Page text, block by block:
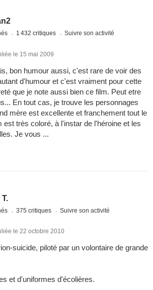
1 432 critiques Suivre son activité
le 15 mai 2009
bon humour aussi, c'est rare de voir des
d'humour et c'est vraiment pour cette
que je note aussi bien ce film. Peut etre
En tout cas, je trouve les personnages
mère est excellente et franchement tout le
est très coloré, à l'instar de l'héroine et les
Je vous ...
375 critiques Suivre son activité
le 22 octobre 2010
suicide, piloté par un volontaire de grande
et d'uniformes d'écolières.